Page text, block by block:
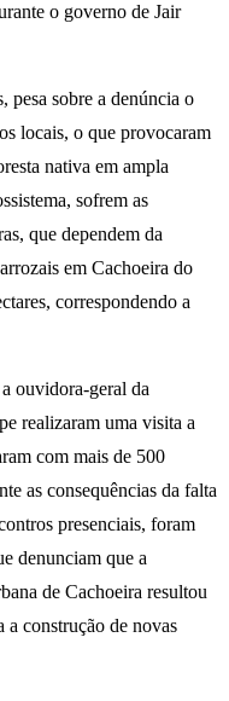
o governo de Jair
pesa sobre a denúncia o
locais, o que provocaram
nativa em ampla
sofrem as
que dependem da
em Cachoeira do
correspondendo a
ouvidora-geral da
realizaram uma visita a
com mais de 500
as consequências da falta
presenciais, foram
denunciam que a
de Cachoeira resultou
a construção de novas